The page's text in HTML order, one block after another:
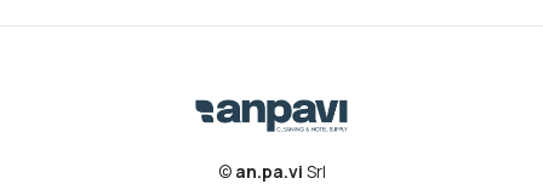
© an.pa.vi Srl